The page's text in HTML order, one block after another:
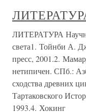
ЛИТЕРАТУРА
света1. Тойнби А.
пресс, 2001.2.
нетипичен. СПб.:
сходства древних
Тартаковского
1993.4. Хокинг